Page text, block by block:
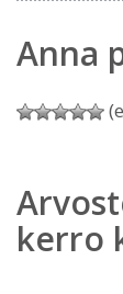
Anna
kerro